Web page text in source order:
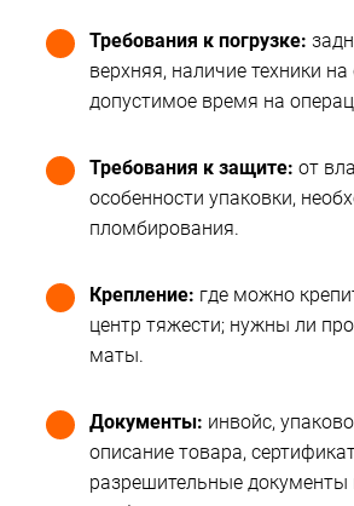
Требования к погрузке:
верхняя, наличие техники на
допустимое время на
Требования к защите: от
особенности упаковки,
пломбирования.
Крепление: где можно
центр тяжести; нужны ли
маты.
Документы: инвойс,
описание товара,
разрешительные документы